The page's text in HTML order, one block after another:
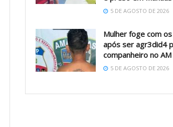
5 DE AGOSTO DE 2026
Mulher foge com
após ser agr3did4
companheiro no AM
5 DE AGOSTO DE 2026